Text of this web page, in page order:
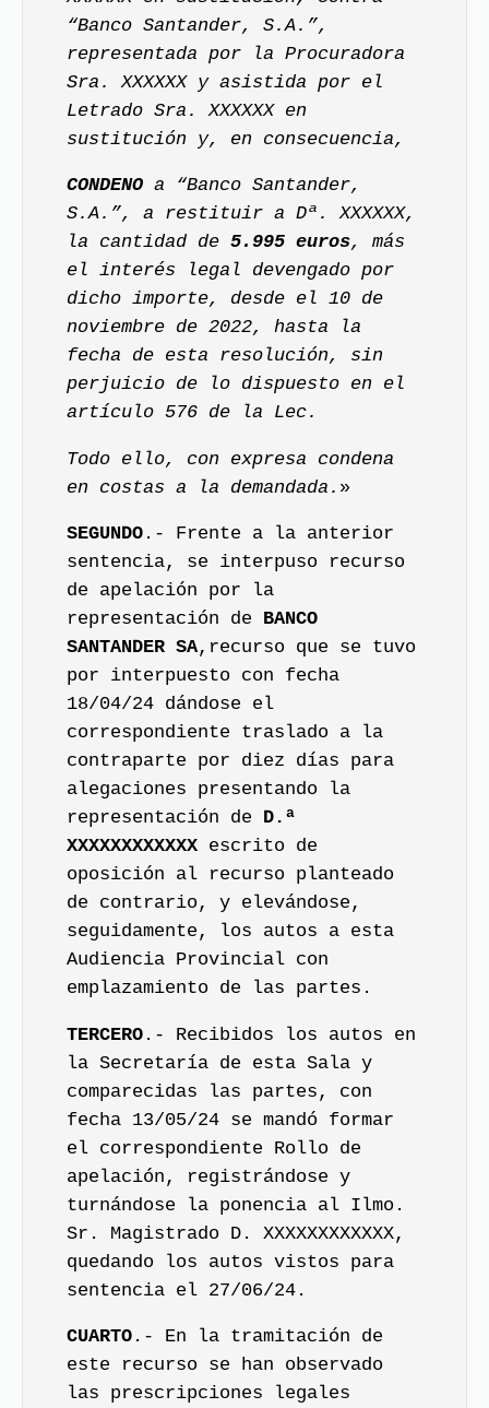
“Banco Santander, S.A.”,
representada por la Procuradora
Sra. XXXXXX y asistida por el
Letrado Sra. XXXXXX en
sustitución y, en consecuencia,
CONDENO a “Banco Santander,
S.A.”, a restituir a Dª. XXXXXX,
la cantidad de 5.995 euros, más
el interés legal devengado por
dicho importe, desde el 10 de
noviembre de 2022, hasta la
fecha de esta resolución, sin
perjuicio de lo dispuesto en el
artículo 576 de la Lec.
Todo ello, con expresa condena
en costas a la demandada. »
SEGUNDO .- Frente a la anterior
sentencia, se interpuso recurso
de apelación por la
representación de BANCO
SANTANDER SA,recurso que se tuvo
por interpuesto con fecha
18/04/24 dándose el
correspondiente traslado a la
contraparte por diez días para
alegaciones presentando la
representación de D.ª
XXXXXXXXXXXX escrito de
oposición al recurso planteado
de contrario, y elevándose,
seguidamente, los autos a esta
Audiencia Provincial con
emplazamiento de las partes.
TERCERO .- Recibidos los autos en
la Secretaría de esta Sala y
comparecidas las partes, con
fecha 13/05/24 se mandó formar
el correspondiente Rollo de
apelación, registrándose y
turnándose la ponencia al Ilmo.
Sr. Magistrado D. XXXXXXXXXXXX,
quedando los autos vistos para
sentencia el 27/06/24.
CUARTO .- En la tramitación de
este recurso se han observado
las prescripciones legales